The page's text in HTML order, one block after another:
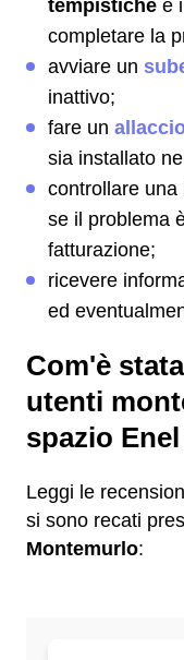
tempistiche e i
completare la
avviare un
inattivo;
fare un
sia installato
controllare una
se il problema
fatturazione;
ricevere
ed
Com'è
utenti
spazio
Leggi le
si sono recati
Montemurlo: